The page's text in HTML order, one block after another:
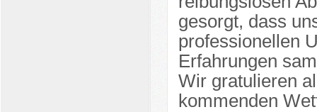
gesorgt, dass
professionellen
Erfahrungen
Wir gratulieren
kommenden